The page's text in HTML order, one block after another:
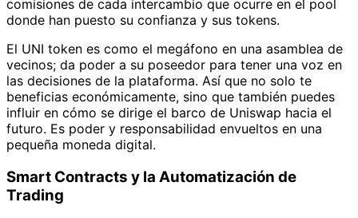
comisiones de cada intercambio que ocurre en el pool
donde han puesto su confianza y sus tokens.
El UNI token es como el megáfono en una asamblea de
vecinos; da poder a su poseedor para tener una voz en
las decisiones de la plataforma. Así que no solo te
beneficias económicamente, sino que también puedes
influir en cómo se dirige el barco de Uniswap hacia el
futuro. Es poder y responsabilidad envueltos en una
pequeña moneda digital.
Smart Contracts y la Automatización de
Trading